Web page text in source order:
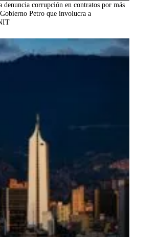
corrupción en contratos por más
Petro que involucra a